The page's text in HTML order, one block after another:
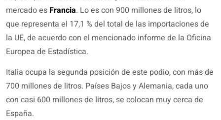
mercado es Francia. Lo es con 900 millones de litros, lo
que representa el 17,1 % del total de las importaciones de
la UE, de acuerdo con el mencionado informe de la Oficina
Europea de Estadística.
Italia ocupa la segunda posición de este podio, con más de
700 millones de litros. Países Bajos y Alemania, cada uno
con casi 600 millones de litros, se colocan muy cerca de
España.